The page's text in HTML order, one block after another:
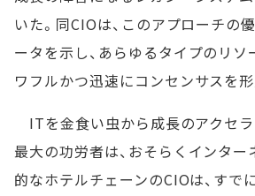
いた。同CIOは、このアプローチの
ータを示し、あらゆるタイプのリソ
ワフルかつ迅速にコンセンサスを形
ITを金食い虫から成長のアクセ
最大の功労者は、おそらくインター
的なホテルチェーンのCIOは、すで